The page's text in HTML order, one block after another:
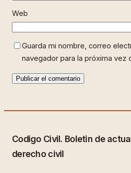
Web
Guarda mi nombre, correo
navegador para la próxima vez
Codigo Civil. Boletin de
derecho civil